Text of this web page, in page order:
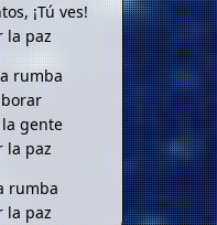
¡Tú ves!
la paz
rumba
la gente
la paz
rumba
la paz